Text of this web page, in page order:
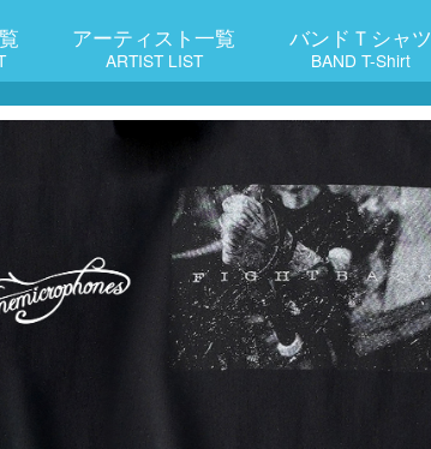
アーティスト一覧
ARTIST LIST
バンドＴシャツ
BAND T-Shirt